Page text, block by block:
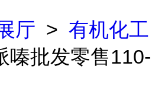
厅 > 有机化工
嗪批发零售110-